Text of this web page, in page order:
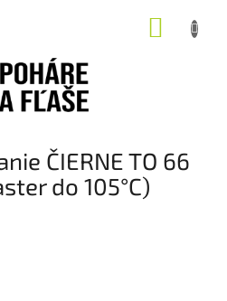
ČIERNE TO 66
do 105°C)